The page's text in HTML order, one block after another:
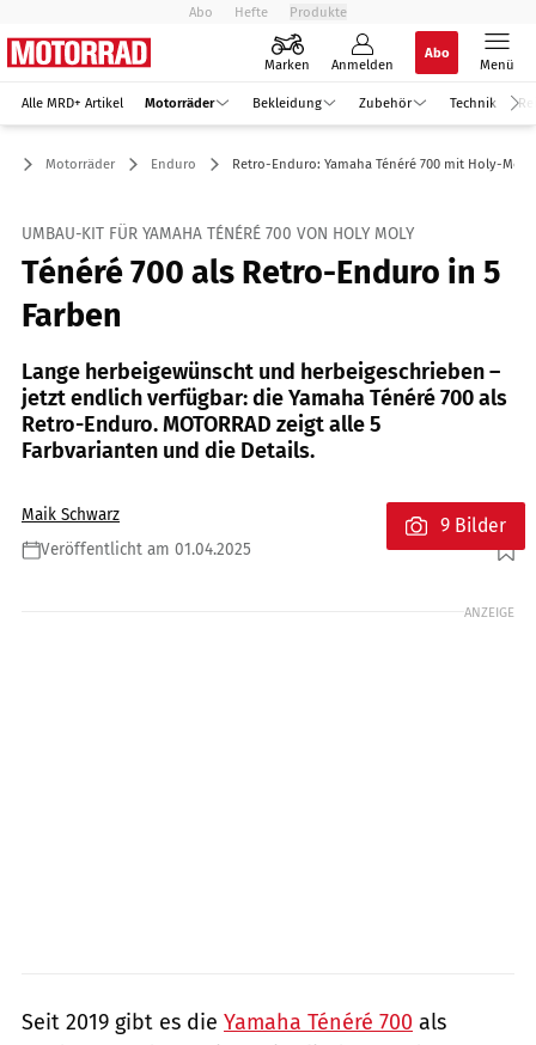
Abo Hefte Produkte
Marken Anmelden
Abo
Menü
Alle MRD+ Artikel Motorräder Bekleidung Zubehör Technik
Motorräder Enduro Retro-Enduro: Yamaha Ténéré 700 mit Holy-
UMBAU-KIT FÜR YAMAHA TÉNÉRÉ 700 VON HOLY MOLY
Ténéré 700 als Retro-Enduro in 5
Farben
Lange herbeigewünscht und herbeigeschrieben –
jetzt endlich verfügbar: die Yamaha Ténéré 700 als
Retro-Enduro. MOTORRAD zeigt alle 5
Farbvarianten und die Details.
Maik Schwarz
Veröffentlicht am 01.04.2025
Foto: Holy Moly Motorcycles
9 Bilder
ANZEIGE
Seit 2019 gibt es die Yamaha Ténéré 700 als